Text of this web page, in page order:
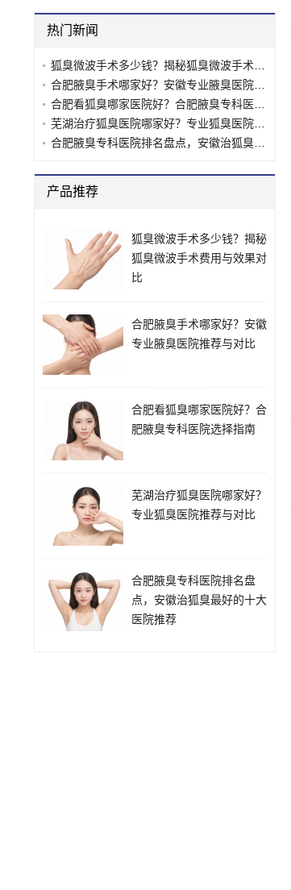
热门新闻
产品推荐
狐臭微波手术多少钱？揭秘
狐臭微波手术费用与效果对
比
合肥腋臭手术哪家好？安徽
专业腋臭医院推荐与对比
合肥看狐臭哪家医院好？合
肥腋臭专科医院选择指南
芜湖治疗狐臭医院哪家好？
专业狐臭医院推荐与对比
合肥腋臭专科医院排名盘
点，安徽治狐臭最好的十大
医院推荐